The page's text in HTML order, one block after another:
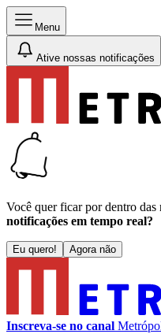
Menu
Ative nossas notificações
Você quer ficar por dentro das
notificações em tempo real?
Eu quero! Agora não
Inscreva-se no canal